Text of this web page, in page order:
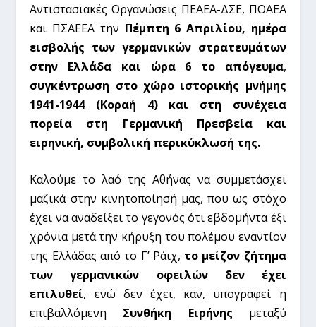
Αντιστασιακές Οργανώσεις ΠΕΑΕΑ-ΔΣΕ, ΠΟΑΕΑ
και ΠΣΑΕΕΑ την Πέμπτη 6 Απριλίου, ημέρα
εισβολής των γερμανικών στρατευμάτων
στην Ελλάδα και ώρα 6 το απόγευμα,
συγκέντρωση στο χώρο ιστορικής μνήμης
1941-1944 (Κοραή 4) και στη συνέχεια
πορεία στη Γερμανική Πρεσβεία και
ειρηνική, συμβολική περικύκλωσή της.
Καλούμε το λαό της Αθήνας να συμμετάσχει
μαζικά στην κινητοποίησή μας, που ως στόχο
έχει να αναδείξει το γεγονός ότι εβδομήντα έξι
χρόνια μετά την κήρυξη του πολέμου εναντίον
της Ελλάδας από το Γ’ Ράιχ, το μείζον ζήτημα
των γερμανικών οφειλών δεν έχει
επιλυθεί, ενώ δεν έχει, καν, υπογραφεί η
επιβαλλόμενη Συνθήκη Ειρήνης μεταξύ